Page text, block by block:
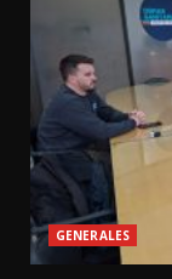
GENERALES